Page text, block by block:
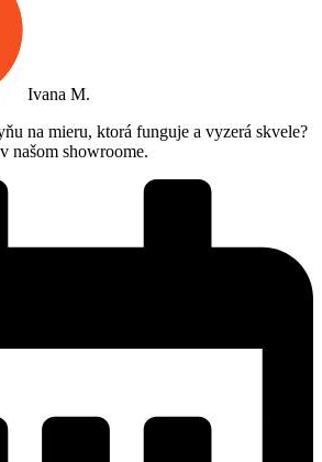
Ivana M.
na mieru, ktorá funguje a vyzerá skvele?
našom showroome.